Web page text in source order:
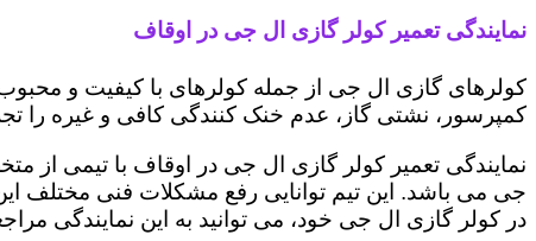
نمایندگی تعمیر کولر گازی ال جی در اوقاف
کولرهای گازی ال جی از جمله کولرهای با کیفیت و
کمپرسور، نشتی گاز، عدم خنک کنندگی کافی و غیره را
نمایندگی تعمیر کولر گازی ال جی در اوقاف با تیمی از
جی می باشد. این تیم توانایی رفع مشکلات فنی مختلف
در کولر گازی ال جی خود، می توانید به این نمایندگی